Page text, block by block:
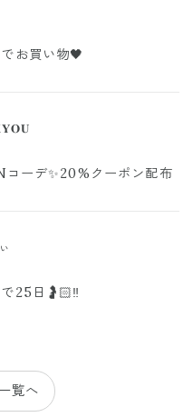
お買い物🖤
ーデ✨20%クーポン配布
25日🤰🏻‼️
覧へ